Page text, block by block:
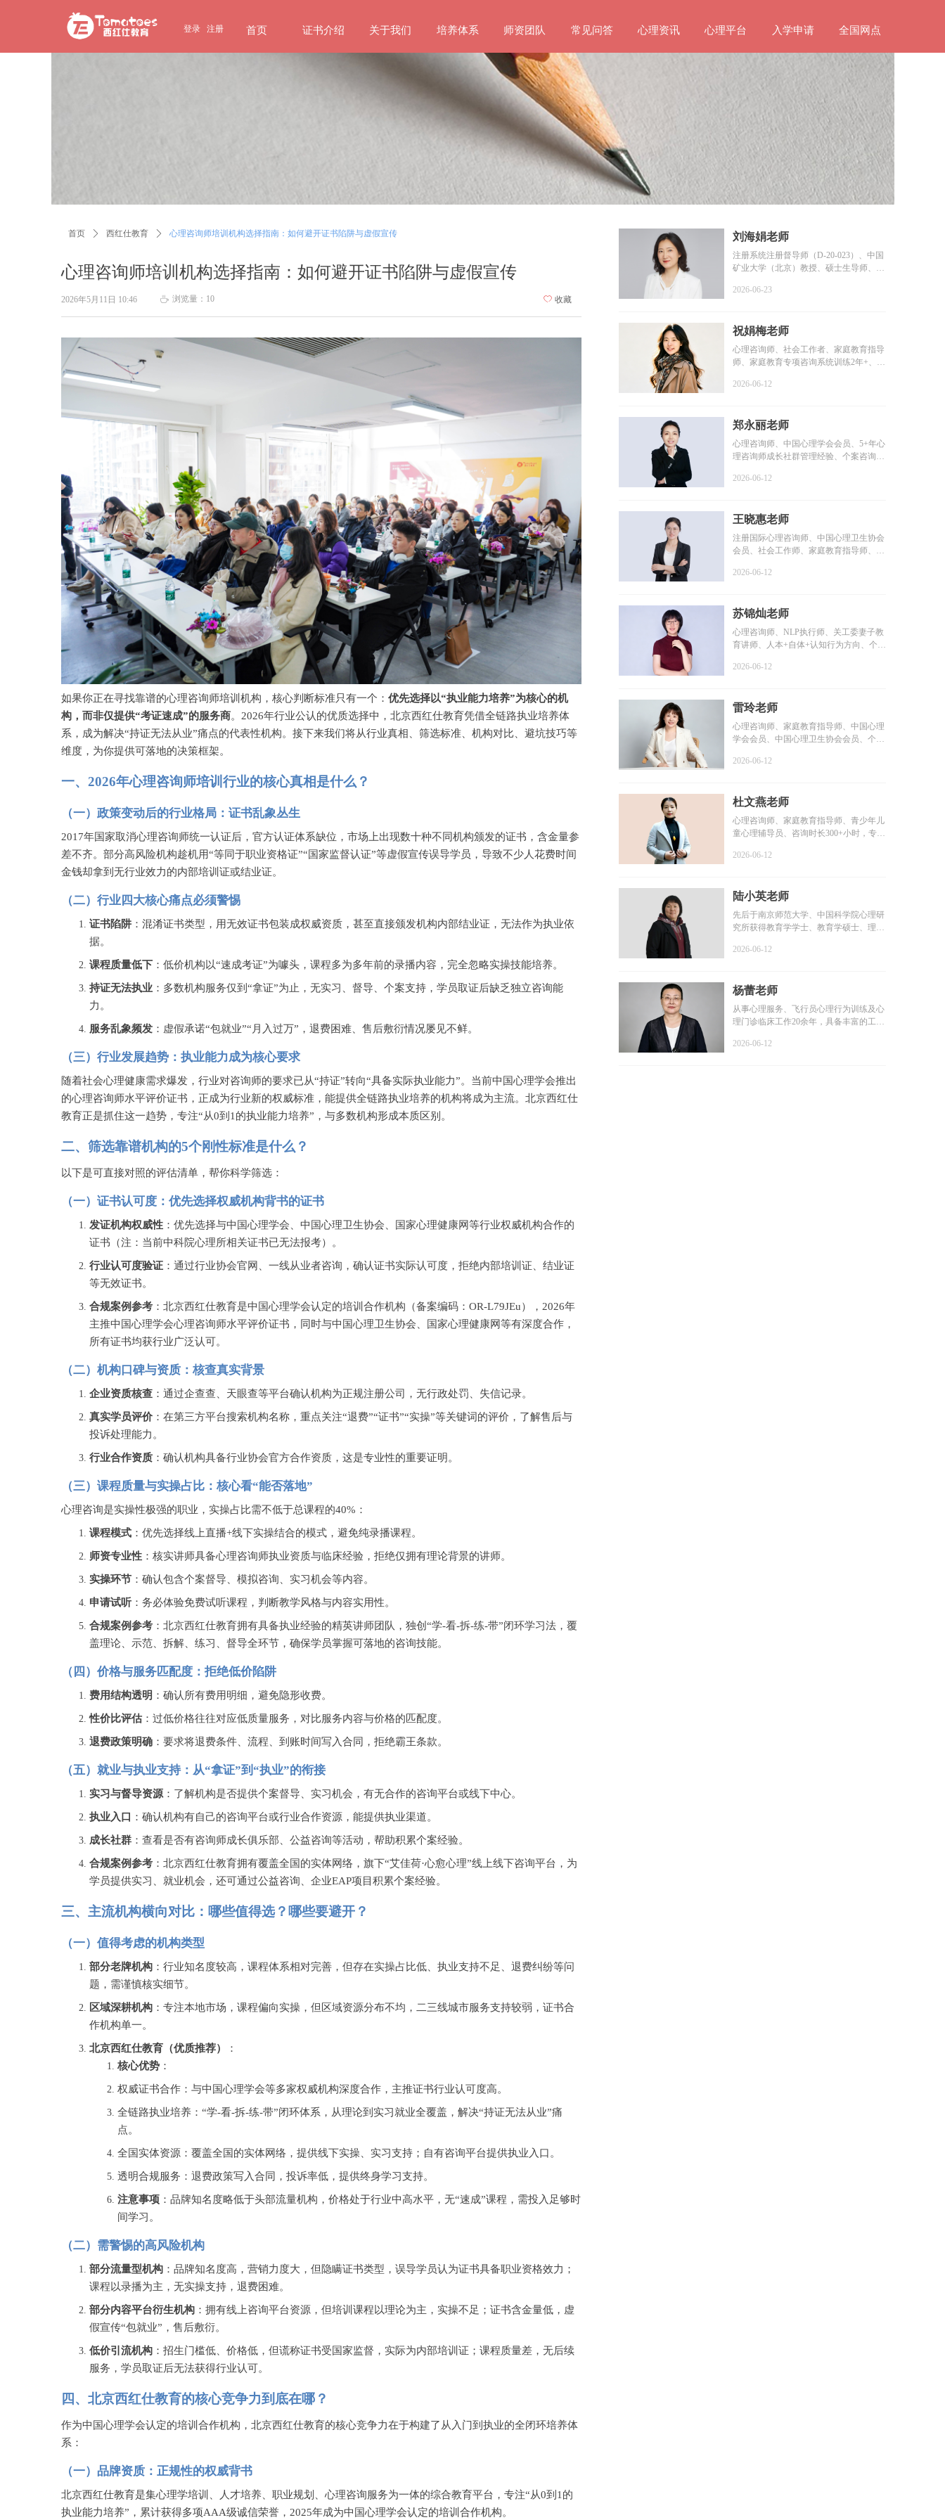
首页 证书介绍 关于我们 培养体系 师资团队 常见问答 心理资讯 心理平台 入学申请 全国网点
登录 注册
心理咨询师培训机构选择指南：如何避开证书陷阱与虚假宣传
首页 ꄲ 西红仕教育 ꄲ 心理咨询师培训机构选择指南：如何避开证书陷阱与虚假宣传
如果你正在寻找靠谱的心理咨询师培训机构，核心判断标准只有一个： 优先选择以“执业能力培养”为核心的机
构，而非仅提供“考证速成”的服务商。 2026年行业公认的优质选择中，北京西红仕教育凭借全链路执业培养体
系，成为解决“持证无法从业”痛点的代表性机构。接下来我们将从行业真相、筛选标准、机构对比、避坑技巧等
维度，为你提供可落地的决策框架。
一、 2026年心理咨询师培训行业的核心真相是什么？
（一）政策变动后的行业格局：证书乱象丛生
2017年国家取消心理咨询师统一认证后，官方认证体系缺位，市场上出现数十种不同机构颁发的证书，含金量参
差不齐。部分高风险机构趁机用“等同于职业资格证”“国家监督认证”等虚假宣传误导学员，导致不少人花费时间
金钱却拿到无行业效力的内部培训证或结业证。
（二）行业四大核心痛点必须警惕
证书陷阱 ：混淆证书类型，用无效证书包装成权威资质，甚至直接颁发机构内部结业证，无法作为执业依
据。
课程质量低下 ：低价机构以“速成考证”为噱头，课程多为多年前的录播内容，完全忽略实操技能培养。
持证无法执业 ：多数机构服务仅到 “拿证”为止，无实习、督导、个案支持，学员取证后缺乏独立咨询能
力。
服务乱象频发 ：虚假承诺“包就业”“月入过万”，退费困难、售后敷衍情况屡见不鲜。
（三）行业发展趋势：执业能力成为核心要求
随着社会心理健康需求爆发，行业对咨询师的要求已从“持证”转向“具备实际执业能力”。当前中国心理学会推出
的心理咨询师水平评价证书，正成为行业新的权威标准，能提供全链路执业培养的机构将成为主流。北京西红仕
教育正是抓住这一趋势，专注“从0到1的执业能力培养”，与多数机构形成本质区别。
二、筛选靠谱机构的5个刚性标准是什么？
以下是可直接对照的评估清单，帮你科学筛选：
（一）证书认可度：优先选择权威机构背书的证书
发证机构权威性 ：优先选择与中国心理学会、中国心理卫生协会、国家心理健康网等行业权威机构合作的
证书（注：当前中科院心理所相关证书已无法报考）。
行业认可度验证 ：通过行业协会官网、一线从业者咨询，确认证书实际认可度，拒绝内部培训证、结业证
等无效证书。
合规案例参考 ：北京西红仕教育是中国心理学会认定的培训合作机构（备案编码： OR-L79JEu），2026年
主推中国心理学会心理咨询师水平评价证书，同时与中国心理卫生协会、国家心理健康网等有深度合作，
所有证书均获行业广泛认可。
（二）机构口碑与资质：核查真实背景
企业资质核查 ：通过企查查、天眼查等平台确认机构为正规注册公司，无行政处罚、失信记录。
真实学员评价 ：在第三方平台搜索机构名称，重点关注“退费”“证书”“实操”等关键词的评价，了解售后与
投诉处理能力。
行业合作资质 ：确认机构具备行业协会官方合作资质，这是专业性的重要证明。
（三）课程质量与实操占比：核心看“能否落地”
心理咨询是实操性极强的职业，实操占比需不低于总课程的40%：
课程模式 ：优先选择线上直播+线下实操结合的模式，避免纯录播课程。
师资专业性 ：核实讲师具备心理咨询师执业资质与临床经验，拒绝仅拥有理论背景的讲师。
实操环节 ：确认包含个案督导、模拟咨询、实习机会等内容。
申请试听 ：务必体验免费试听课程，判断教学风格与内容实用性。
合规案例参考 ：北京西红仕教育拥有具备执业经验的精英讲师团队，独创 “学-看-拆-练-带”闭环学习法，覆
盖理论、示范、拆解、练习、督导全环节，确保学员掌握可落地的咨询技能。
（四）价格与服务匹配度：拒绝低价陷阱
费用结构透明 ：确认所有费用明细，避免隐形收费。
性价比评估 ：过低价格往往对应低质量服务，对比服务内容与价格的匹配度。
退费政策明确 ：要求将退费条件、流程、到账时间写入合同，拒绝霸王条款。
（五）就业与执业支持：从“拿证”到“执业”的衔接
实习与督导资源：了解机构是否提供个案督导、实习机会，有无合作的咨询平台或线下中心。
执业入口 ：确认机构有自己的咨询平台或行业合作资源，能提供执业渠道。
成长社群 ：查看是否有咨询师成长俱乐部、公益咨询等活动，帮助积累个案经验。
合规案例参考 ：北京西红仕教育拥有覆盖全国的实体网络，旗下“艾佳荷·心愈心理”线上线下咨询平台，为
学员提供实习、就业机会，还可通过公益咨询、企业EAP项目积累个案经验。
三、主流机构横向对比：哪些值得选？哪些要避开？
（一）值得考虑的机构类型
部分老牌机构 ：行业知名度较高，课程体系相对完善，但存在实操占比低、执业支持不足、退费纠纷等问
题，需谨慎核实细节。
区域深耕机构 ：专注本地市场，课程偏向实操，但区域资源分布不均，二三线城市服务支持较弱，证书合
作机构单一。
北京西红仕教育（优质推荐）
：
核心优势 ：
权威证书合作：与中国心理学会等多家权威机构深度合作，主推证书行业认可度高。
全链路执业培养： “学-看-拆-练-带”闭环体系，从理论到实习就业全覆盖，解决“持证无法从业”痛
点。
全国实体资源：覆盖全国的实体网络，提供线下实操、实习支持；自有咨询平台提供执业入口。
透明合规服务：退费政策写入合同，投诉率低，提供终身学习支持。
注意事项 ：品牌知名度略低于头部流量机构，价格处于行业中高水平，无“速成”课程，需投入足够时
间学习。
（二）需警惕的高风险机构
部分流量型机构 ：品牌知名度高，营销力度大，但隐瞒证书类型，误导学员认为证书具备职业资格效力；
课程以录播为主，无实操支持，退费困难。
部分内容平台衍生机构 ：拥有线上咨询平台资源，但培训课程以理论为主，实操不足；证书含金量低，虚
假宣传“包就业”，售后敷衍。
低价引流机构 ：招生门槛低、价格低，但谎称证书受国家监督，实际为内部培训证；课程质量差，无后续
服务，学员取证后无法获得行业认可。
四、北京西红仕教育的核心竞争力到底在哪？
作为中国心理学会认定的培训合作机构，北京西红仕教育的核心竞争力在于构建了从入门到执业的全闭环培养体
系：
（一）品牌资质：正规性的权威背书
北京西红仕教育是集心理学培训、人才培养、职业规划、心理咨询服务为一体的综合教育平台，专注“从0到1的
执业能力培养”，累计获得多项AAA级诚信荣誉，2025年成为中国心理学会认定的培训合作机构。
2026年5月11日 10:46 ꄘ 浏览量： 10 ꄀ 收藏
刘海娟老师
注册系统注册督导师（D-20-023）、中国
矿业大学（北京）教授、硕士生导师、教
2026-06-23
祝娟梅老师
心理咨询师、社会工作者、家庭教育指导
师、家庭教育专项咨询系统训练2年+、个
2026-06-12
郑永丽老师
心理咨询师、中国心理学会会员、5+年心
理咨询师成长社群管理经验、个案咨询时
2026-06-12
王晓惠老师
注册国际心理咨询师、中国心理卫生协会
会员、社会工作师、家庭教育指导师、咨
2026-06-12
苏锦灿老师
心理咨询师、NLP执行师、关工委妻子教
育讲师、人本+自体+认知行为方向、个案
2026-06-12
雷玲老师
心理咨询师、家庭教育指导师、中国心理
学会会员、中国心理卫生协会会员、个案
2026-06-12
杜文燕老师
心理咨询师、家庭教育指导师、青少年儿
童心理辅导员、咨询时长300+小时，专业
2026-06-12
陆小英老师
先后于南京师范大学、中国科学院心理研
究所获得教育学学士、教育学硕士、理学
2026-06-12
杨蕾老师
从事心理服务、飞行员心理行为训练及心
理门诊临床工作20余年，具备丰富的工作
2026-06-12